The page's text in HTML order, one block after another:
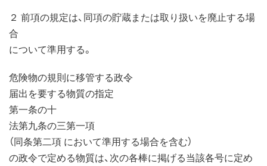
２ 前項の規定は、同項の貯蔵または取り扱いを廃止する場
合
について準用する。
危険物の規則に移管する政令
届出を要する物質の指定
第一条の十
法第九条の三第一項
（同条第二項 において準用する場合を含む）
の政令で定める物質は、次の各棒に掲げる当該各号に定め